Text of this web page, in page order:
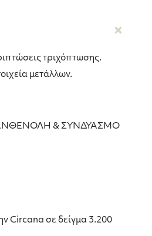
τριχόπτωσης.
μετάλλων.
& ΣΥΝΔΥΑΣΜΟ
Circana σε δείγμα 3.200